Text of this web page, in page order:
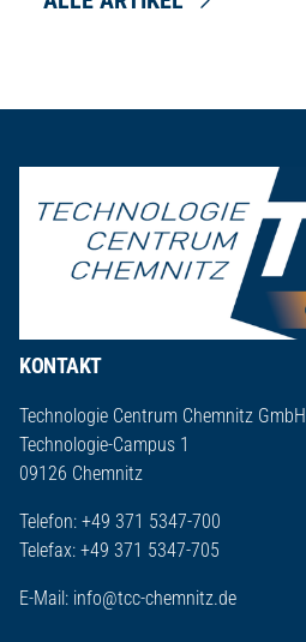
KONTAKT
Technologie Centrum Chemnitz GmbH
Technologie-Campus 1
09126 Chemnitz
Telefon: +49 371 5347-700
Telefax: +49 371 5347-705
E-Mail: info@tcc-chemnitz.de